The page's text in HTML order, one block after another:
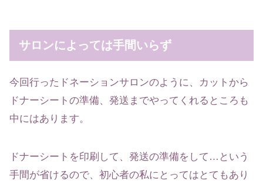
サロンによっては手間いらず
今回行ったドネーションサロンのように、カットから
ドナーシートの準備、発送までやってくれるところも
中にはあります。
ドナーシートを印刷して、発送の準備をして…という
手間が省けるので、初心者の私にとってはとてもあり